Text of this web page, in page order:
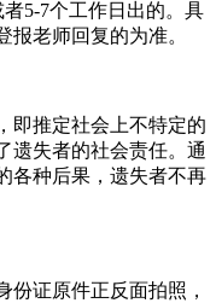
5-7个工作日出的。具
老师回复的为准。
即推定社会上不特定的
遗失者的社会责任。通
各种后果，遗失者不再
份证原件正反面拍照，